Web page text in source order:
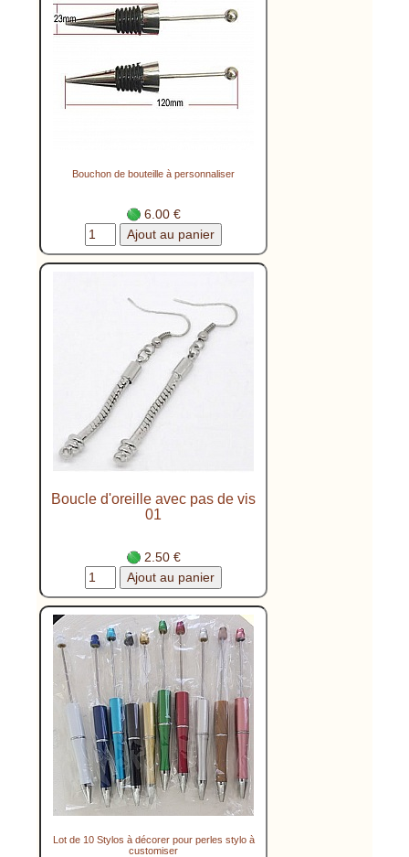
Bouchon de bouteille à personnaliser
6.00 €
Boucle d'oreille avec pas de vis
01
2.50 €
Lot de 10 Stylos à décorer pour perles stylo à
customiser